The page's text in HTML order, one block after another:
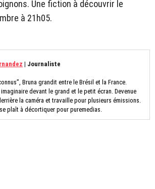
Une fiction à découvrir le
à 21h05.
| Journaliste
Bruna grandit entre le Brésil et la France.
devant le grand et le petit écran. Devenue
la caméra et travaille pour plusieurs émissions.
plaît à décortiquer pour puremedias.